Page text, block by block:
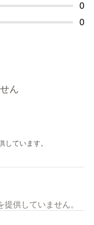
0
0
ん
ています。
供していません。